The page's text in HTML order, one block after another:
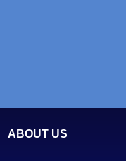
ABOUT US